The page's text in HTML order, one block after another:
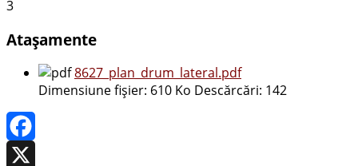
3
Atașamente
8627_plan_drum_lateral.pdf
Dimensiune fișier: 610 Ko Descărcări: 142
Facebook